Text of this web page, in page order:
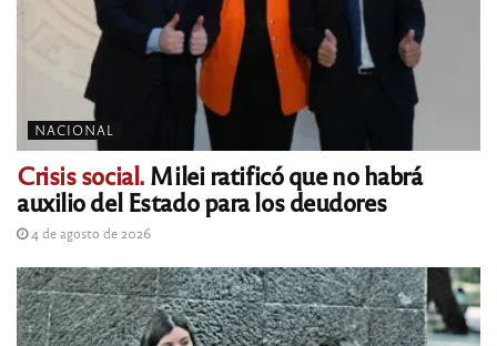
NACIONAL
Crisis social.Milei ratificó que no habrá
auxilio del Estado para los deudores
4 de agosto de 2026